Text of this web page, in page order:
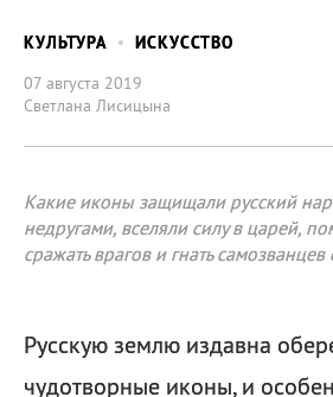
КУЛЬТУРА
ИСКУССТВО
07 августа 2019
Светлана Лисицына
Какие иконы защищали русский
недругами, вселяли силу в царей,
сражать врагов и гнать самозванцев
Русскую землю издавна
чудотворные иконы, и